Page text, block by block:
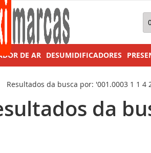
DE AR DESUMIDIFICADORES
Resultados da busca por: '001.0003 1 1 4
da